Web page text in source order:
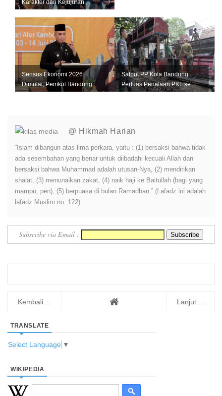
Karakter dan Kejujuran,
Sensus Ekonomi 2026
Dimulai, Pemkot Bandung
Satpol PP Kota Bandung
Perluas Penataan PKL ke
@ Hikmah Harian
”Islam dibangun atas lima perkara, yaitu : (1) bersaksi bahwa tidak
ada sesembahan yang benar untuk diibadahi kecuali Allah dan
bersaksi bahwa Muhammad adalah utusan-Nya, (2) mendirikan
shalat, (3) menunaikan zakat, (4) naik haji ke Baitullah (bagi yang
mampu, pen), (5) berpuasa di bulan Ramadhan.” (Lafadz ini adalah
lafadz Muslim no. 122)
Subscribe via Email :
Kembali ... Lanjut ...
TRANSLATE
Select Language ▼
WIKIPEDIA